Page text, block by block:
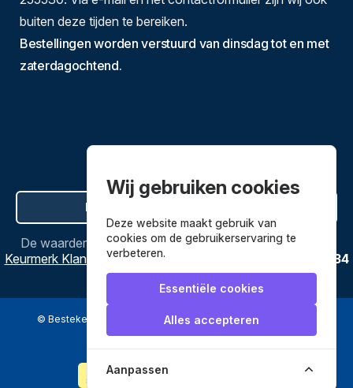
buiten deze tijden te bereiken.
Bestellingen worden verstuurd van dinsdag tot en met
zaterdagochtend.
Hier de overeenkomst ontbinden
De waardering vanBestekenpannen.nlbijWebwinkel
Keurmerk Klantbeoordelingen
3634
reviews.
© Bestekenpannen.nl 2026 een webshop van
Wij gebruiken cookies
Deze website maakt gebruik van
cookies om de gebruikerservaring te
verbeteren.
Essentiële cookies
Alles accepteren
Aanpassen